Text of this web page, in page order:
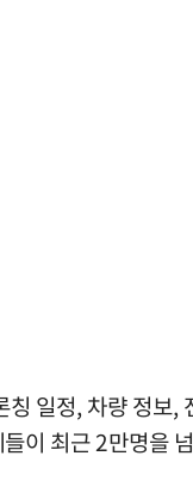
칭 일정, 차량 정보,
이 최근 2만명을